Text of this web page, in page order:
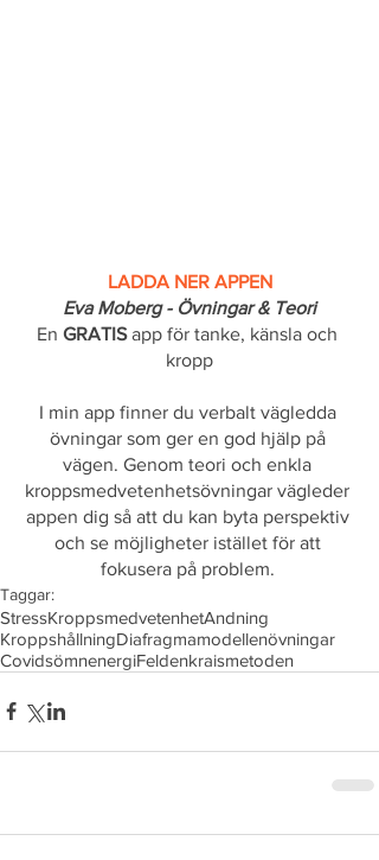
LADDA NER APPEN
Eva Moberg - Övningar & Teori
En GRATIS app för tanke, känsla och
kropp
I min app finner du verbalt vägledda
övningar som ger en god hjälp på
vägen. Genom teori och enkla
kroppsmedvetenhetsövningar vägleder
appen dig så att du kan byta perspektiv
och se möjligheter istället för att
fokusera på problem.
Taggar:
StressKroppsmedvetenhetAndning
KroppshållningDiafragmamodellenövningar
CovidsömnenergiFeldenkraismetoden